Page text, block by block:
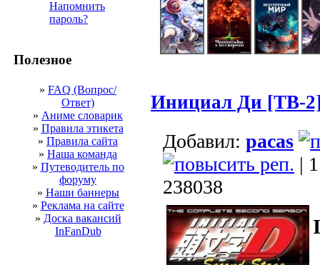
Напомнить
пароль?
Полезное
» FAQ (Вопрос/
Ответ)
» Аниме словарик
» Правила этикета
» Правила сайта
» Наша команда
» Путеводитель по
форуму
» Наши баннеры
» Реклама на сайте
» Доска вакансий
InFanDub
Инициал Ди [ТВ-
Добавил: pacas
|
238038